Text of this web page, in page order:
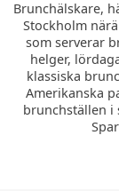
Brunchälskare,
Stockholm
som serverar
helger,
klassiska
Amerikanska
brunchställen i